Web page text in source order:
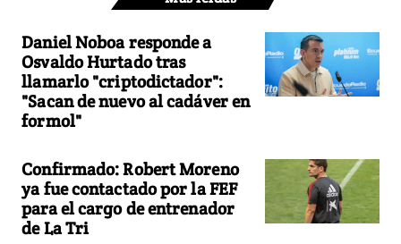
Daniel Noboa responde a
Osvaldo Hurtado tras
llamarlo "criptodictador":
"Sacan de nuevo al cadáver en
formol"
Confirmado: Robert Moreno
ya fue contactado por la FEF
para el cargo de entrenador
de La Tri